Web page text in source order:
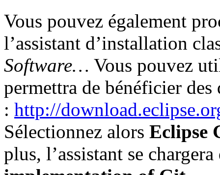
Vous pouvez également
l’assistant d’installation
Software… Vous pouvez
permettra de bénéficier
: http://
Sélectionnez alors Eclipse
plus, l’assistant se